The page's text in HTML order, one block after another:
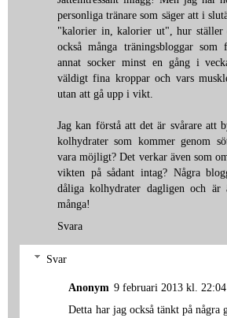
personliga tränare som säger att i
"kalorier in, kalorier ut", hur
också många träningsbloggar
annat socker minst en gång i
väldigt fina kroppar och vars
utan att gå upp i vikt.
Jag kan förstå att det är svårare att
kolhydrater som kommer genom
vara möjligt? Det verkar även som
vikten på sådant intag? Några
dåliga kolhydrater dagligen och är
många!
Svara
Svar
Anonym 9 februari 2013 kl. 22:04
Detta har jag också tänkt på några